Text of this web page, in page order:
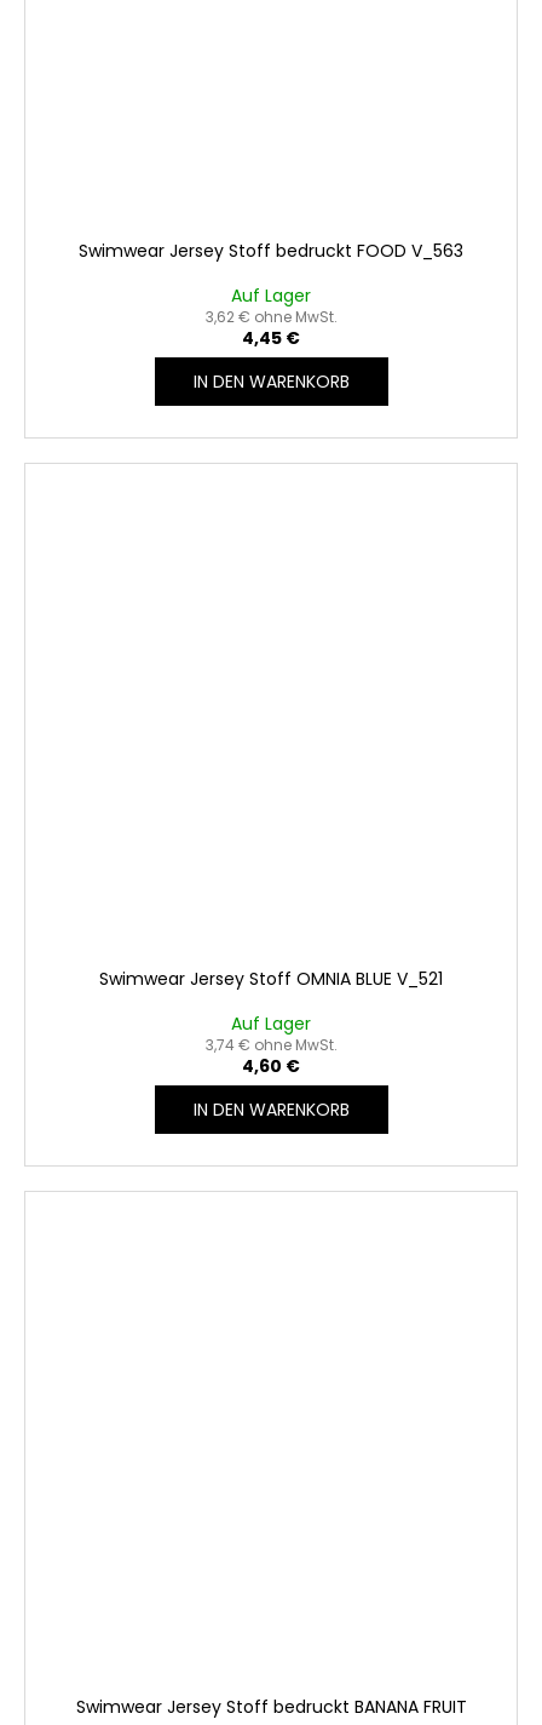
Swimwear Jersey Stoff bedruckt FOOD V_563
Auf Lager
3,62 € ohne MwSt.
4,45 €
IN DEN WARENKORB
Swimwear Jersey Stoff OMNIA BLUE V_521
Auf Lager
3,74 € ohne MwSt.
4,60 €
IN DEN WARENKORB
Swimwear Jersey Stoff bedruckt BANANA FRUIT